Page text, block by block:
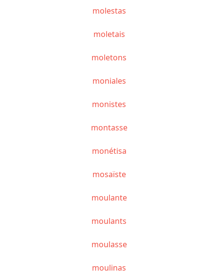
molestas
moletais
moletons
moniales
monistes
montasse
monétisa
mosaïste
moulante
moulants
moulasse
moulinas